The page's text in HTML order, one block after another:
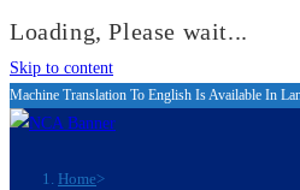
Loading, Please wait...
Skip to content
Machine Translation To English Is Available In
Home>